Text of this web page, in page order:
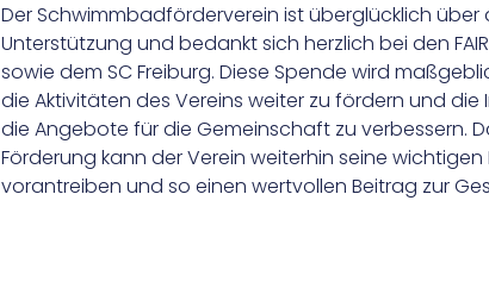
Der Schwimmbadförderverein ist überglücklich über
Unterstützung und bedankt sich herzlich bei den
sowie dem SC Freiburg. Diese Spende wird
die Aktivitäten des Vereins weiter zu fördern und die
die Angebote für die Gemeinschaft zu verbessern.
Förderung kann der Verein weiterhin seine wichtigen
vorantreiben und so einen wertvollen Beitrag zur